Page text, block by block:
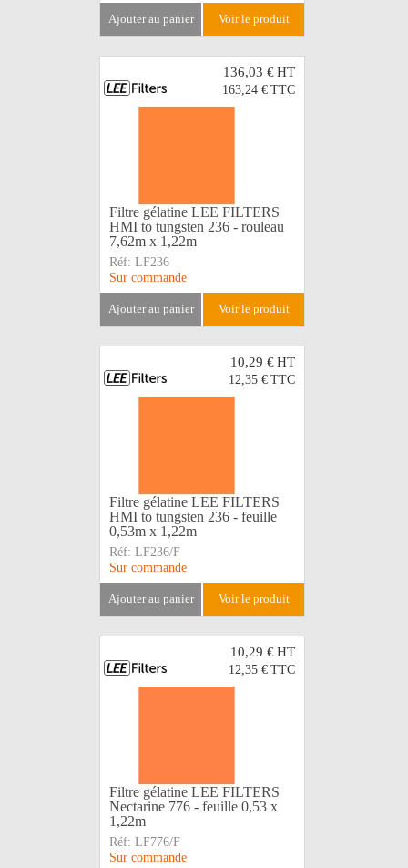
ajouter au panier voir le produit
136,03 €HT
163,24 € TTC
Filtre gélatine LEE FILTERS
HMI to tungsten 236 - rouleau
7,62m x 1,22m
Réf: LF236
Sur commande
ajouter au panier voir le produit
10,29 €HT
12,35 € TTC
Filtre gélatine LEE FILTERS
HMI to tungsten 236 - feuille
0,53m x 1,22m
Réf: LF236/F
Sur commande
ajouter au panier voir le produit
10,29 €HT
12,35 € TTC
Filtre gélatine LEE FILTERS
Nectarine 776 - feuille 0,53 x
1,22m
Réf: LF776/F
Sur commande